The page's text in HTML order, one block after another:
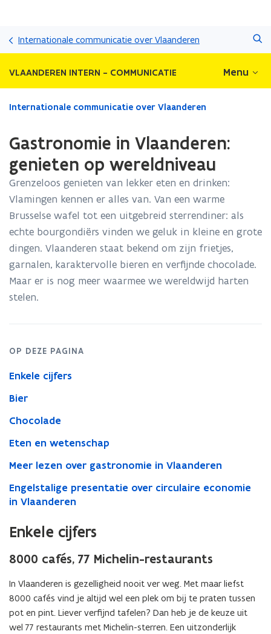
naar
inhoud
gaan
Internationale communicatie over Vlaanderen
VLAANDEREN INTERN - COMMUNICATIE Menu
Gedaan
zich
op:
Gastronomie
Vlaanderen:
genieten
op
wereldniveau
Internationale communicatie over Vlaanderen
Gastronomie in Vlaanderen:
genieten op wereldniveau
Grenzeloos genieten van lekker eten en drinken:
Vlamingen kennen er alles van. Van een warme
Brusselse wafel tot een uitgebreid sterrendiner: als
echte bourgondiërs vinden we geluk in kleine en grote
dingen. Vlaanderen staat bekend om zijn frietjes,
garnalen, karaktervolle bieren en verfijnde chocolade.
Maar er is nog meer waarmee we wereldwijd harten
stelen.
OP DEZE PAGINA
Enkele cijfers
Bier
Chocolade
Eten en wetenschap
Meer lezen over gastronomie in Vlaanderen
Engelstalige presentatie over circulaire economie
in Vlaanderen
Enkele cijfers
8000 cafés, 77 Michelin-restaurants
In Vlaanderen is gezelligheid nooit ver weg. Met maar liefst
8000 cafés vind je altijd wel een plek om bij te praten tussen
pot en pint. Liever verfijnd tafelen? Dan heb je de keuze uit
wel 77 restaurants met Michelin-sterren. Een uitzonderlijk